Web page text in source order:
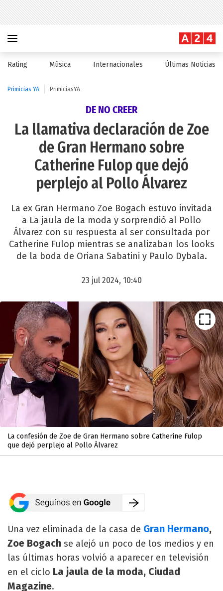
Rating Música Internacionales Últimas Noticias
Primicias YA PrimiciasYA
DE NO CREER
La llamativa declaración de Zoe
de Gran Hermano sobre
Catherine Fulop que dejó
perplejo al Pollo Álvarez
La ex Gran Hermano Zoe Bogach estuvo invitada
a La jaula de la moda y sorprendió al Pollo
Álvarez con su respuesta al ser consultada por
Catherine Fulop mientras se analizaban los looks
de la boda de Oriana Sabatini y Paulo Dybala.
23 jul 2024, 10:40
La confesión de Zoe de Gran Hermano sobre Catherine Fulop
que dejó perplejo al Pollo Álvarez
Una vez eliminada de la casa de Gran Hermano,
Zoe Bogach se alejó un poco de los medios y en
las últimas horas volvió a aparecer en televisión
en el ciclo La jaula de la moda, Ciudad
Magazine.